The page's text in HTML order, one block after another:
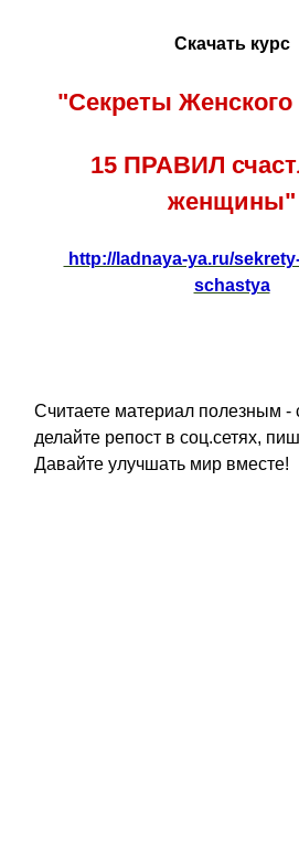
Скачать курс
"Секреты Женского
15 ПРАВИЛ
женщины"
http://ladnaya-ya.ru/
schastya
Считаете материал полезным -
делайте репост в соц.сетях,
Давайте улучшать мир вместе!